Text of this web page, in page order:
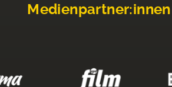
Medienpartner:innen